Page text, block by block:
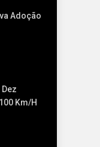
Adoção
Km/h